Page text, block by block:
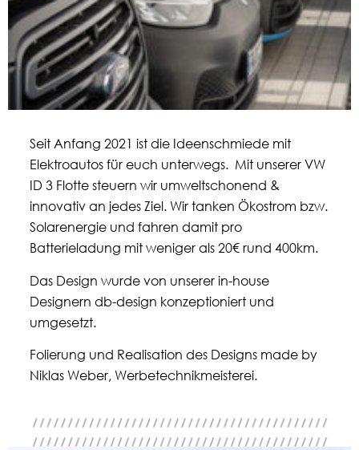
Seit Anfang 2021 ist die Ideenschmiede mit
Elektroautos für euch unterwegs. Mit unserer VW
ID 3 Flotte steuern wir umweltschonend &
innovativ an jedes Ziel. Wir tanken Ökostrom bzw.
Solarenergie und fahren damit pro
Batterieladung mit weniger als 20€ rund 400km.
Das Design wurde von unserer in-house
Designern db-design konzeptioniert und
umgesetzt.
Folierung und Realisation des Designs made by
Niklas Weber, Werbetechnikmeisterei.